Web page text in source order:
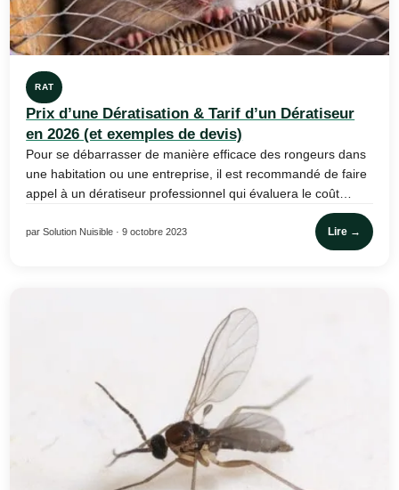
RAT
Prix d’une Dératisation & Tarif d’un Dératiseur
en 2026 (et exemples de devis)
Pour se débarrasser de manière efficace des rongeurs dans
une habitation ou une entreprise, il est recommandé de faire
appel à un dératiseur professionnel qui évaluera le coût…
par Solution Nuisible · 9 octobre 2023 Lire →